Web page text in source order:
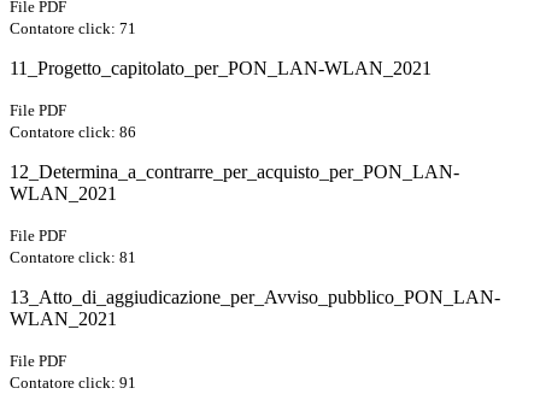
File PDF
Contatore click: 71
11_Progetto_capitolato_per_PON_LAN-WLAN_2021
File PDF
Contatore click: 86
12_Determina_a_contrarre_per_acquisto_per_PON_LAN-
WLAN_2021
File PDF
Contatore click: 81
13_Atto_di_aggiudicazione_per_Avviso_pubblico_PON_LAN-
WLAN_2021
File PDF
Contatore click: 91